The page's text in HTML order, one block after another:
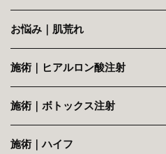
お悩み｜肌荒れ
施術｜ヒアルロン酸注射
施術｜ボトックス注射
施術｜ハイフ